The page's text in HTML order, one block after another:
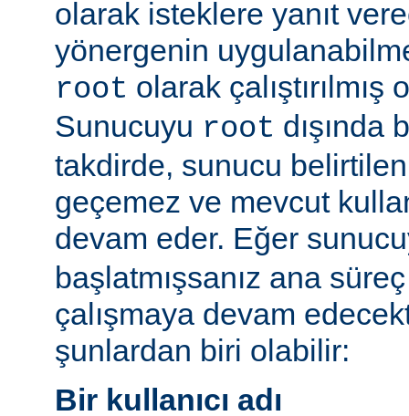
olarak isteklere yanıt
yönergenin
root olarak çalıştırılmış
Sunucuyu root dışında
takdirde, sunucu belirtilen
geçemez ve mevcut
devam eder. Eğer
başlatmışsanız ana
çalışmaya devam
şunlardan biri olabilir:
Bir kullanıcı adı